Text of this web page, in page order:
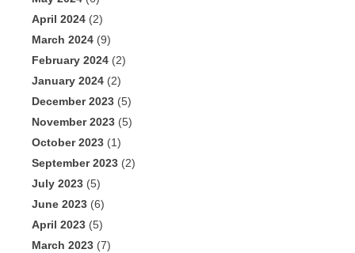
April 2024 (2)
March 2024 (9)
February 2024 (2)
January 2024 (2)
December 2023 (5)
November 2023 (5)
October 2023 (1)
September 2023 (2)
July 2023 (5)
June 2023 (6)
April 2023 (5)
March 2023 (7)